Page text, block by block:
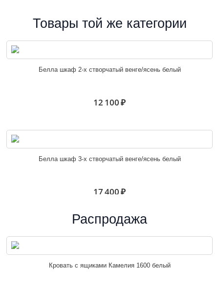
Товары той же категории
Белла шкаф 2-х створчатый венге/ясень белый
12 100 ₽
Белла шкаф 3-х створчатый венге/ясень белый
17 400 ₽
Распродажа
Кровать с ящиками Камелия 1600 белый